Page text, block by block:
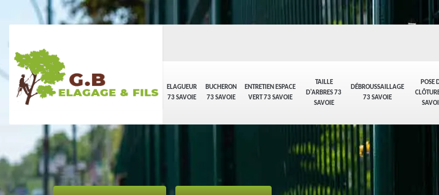
ELAGUEUR
73 SAVOIE
BUCHERON
73 SAVOIE
ENTRETIEN ESPACE
VERT 73 SAVOIE
TAILLE
D'ARBRES 73
SAVOIE
DÉBROUSSAILLAGE
73 SAVOIE
POSE